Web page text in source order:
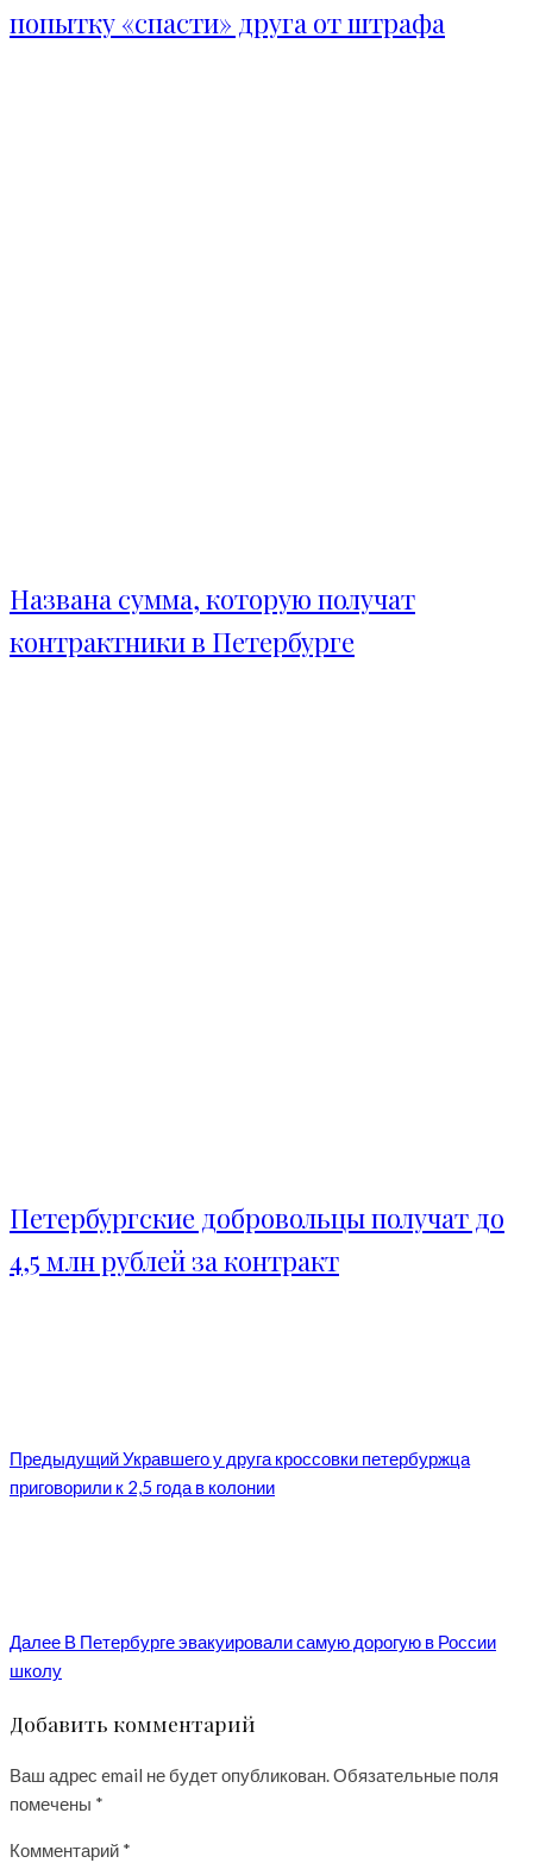
попытку «спасти» друга от штрафа
Названа сумма, которую получат
контрактники в Петербурге
Петербургские добровольцы получат до
4,5 млн рублей за контракт
ПредыдущийУкравшего у друга кроссовки петербуржца
приговорили к 2,5 года в колонии
Далее В Петербурге эвакуировали самую дорогую в России
школу
Добавить комментарий
Ваш адрес email не будет опубликован.Обязательные поля
помечены *
Комментарий *